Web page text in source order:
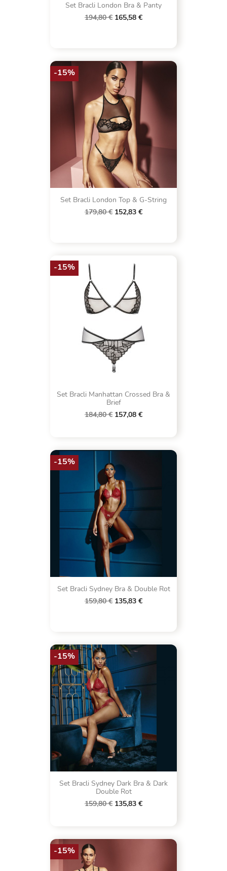
Set Bracli London Bra & Panty
194,80 € 165,58 €
Set Bracli London Top & G-String
179,80 € 152,83 €
-15%
Set Bracli Manhattan Crossed Bra &
Brief
184,80 € 157,08 €
-15%
Set Bracli Sydney Bra & Double Rot
159,80 € 135,83 €
-15%
Set Bracli Sydney Dark Bra & Dark
Double Rot
159,80 € 135,83 €
-15%
-15%